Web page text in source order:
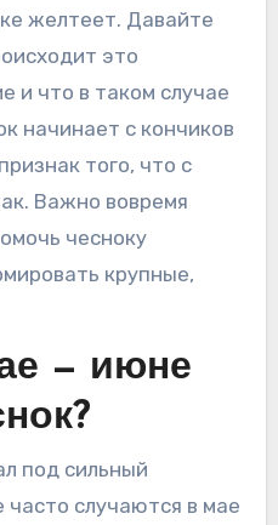
желтеет. Давайте
это
и что в таком случае
начинает с кончиков
того, что с
Важно вовремя
чесноку
крупные,
— июне
под сильный
часто случаются в мае